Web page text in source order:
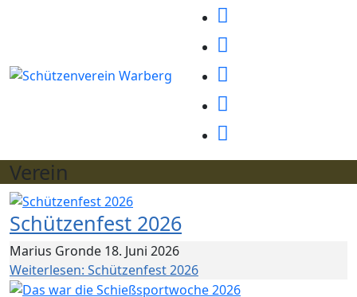
Verein
Schützenfest 2026
Marius Gronde 18. Juni 2026
Weiterlesen: Schützenfest 2026